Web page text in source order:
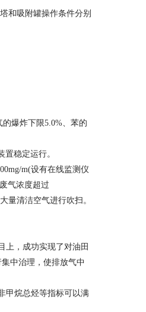
和吸附罐操作条件分别
爆炸下限5.0%、苯的
稳定运行。
m(设有在线监测仪
气浓度超过
量清洁空气进行吹扫。
上，成功实现了对油田
中治理，使排放气中
甲烷总烃等指标可以满